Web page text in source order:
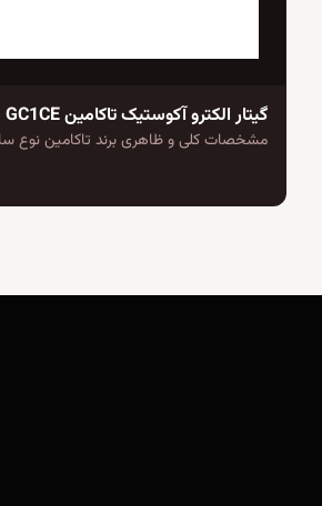
گیتار الکترو آکوستیک تاکامین GC1CE
مشخصات کلی و ظاهری برند تاکامین نوع